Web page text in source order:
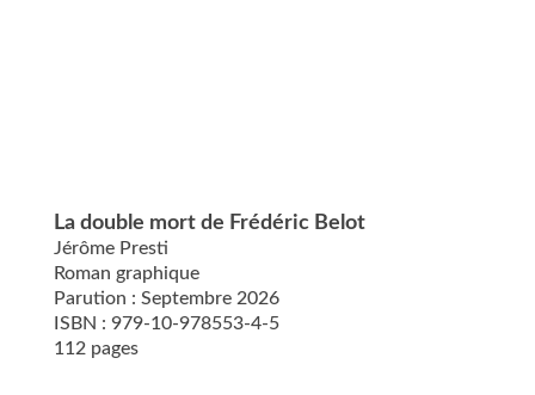
La double mort de Frédéric Belot
Jérôme Presti
Roman graphique
Parution : Septembre 2026
ISBN : 979-10-978553-4-5
112 pages